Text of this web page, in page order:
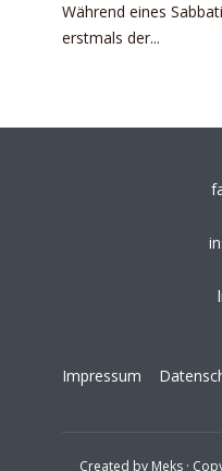
Während eines
erstmals der...
Impressum
Created by Meks·